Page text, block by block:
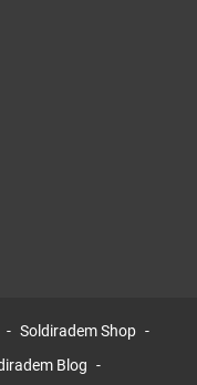
Soldiradem Shop
Blog